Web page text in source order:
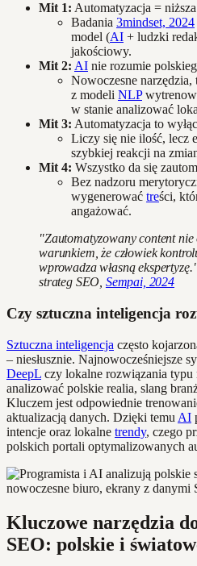
Mit 1: Automatyzacja =
Badania 3mindset, 2024
model (AI + ludzki
jakościowy.
Mit 2: AI nie rozumie
Nowoczesne narzędzia,
z modeli NLP
w stanie analizować
Mit 3: Automatyzacja to
Liczy się nie ilość, lecz
szybkiej reakcji na
Mit 4: Wszystko da się
Bez nadzoru
wygenerować treści,
angażować.
"Zautomatyzowany content
warunkiem, że człowiek
wprowadza własną
strateg SEO, Sempai, 2024
Czy sztuczna inteligencja
Sztuczna inteligencja często
– niesłusznie. Najnowocześniejsze
DeepL czy lokalne rozwiązania typu
analizować polskie realia, slang
Kluczem jest odpowiednie
aktualizacją danych. Dzięki temu AI
intencje oraz lokalne trendy, czego
polskich portali optymalizowanych
Kluczowe narzędzia
SEO: polskie i